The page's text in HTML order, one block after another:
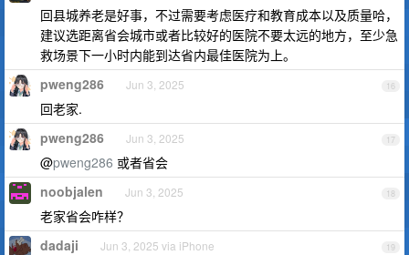
回县城养老是好事，不过需要考虑医疗和教育成本以及质量哈，
建议选距离省会城市或者比较好的医院不要太远的地方，至少急
救场景下一小时内能到达省内最佳医院为上。
16
pweng286 Jun 3, 2025
回老家.
17
pweng286 Jun 3, 2025
@pweng286 或者省会
18
noobjalen Jun 3, 2025
老家省会咋样？
19
dadaji Jun 3, 2025 via iPhone